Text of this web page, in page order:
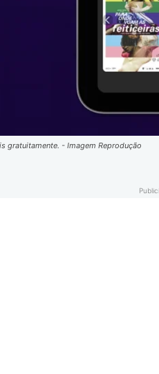
gratuitamente. - Imagem Reprodução